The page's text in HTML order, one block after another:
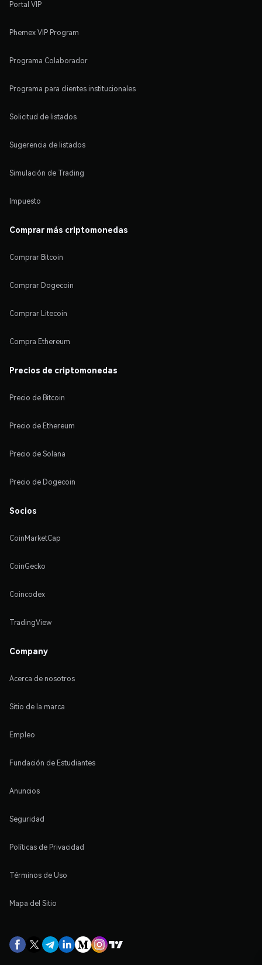
Portal VIP
Phemex VIP Program
Programa Colaborador
Programa para clientes institucionales
Solicitud de listados
Sugerencia de listados
Simulación de Trading
Impuesto
Comprar más criptomonedas
Comprar Bitcoin
Comprar Dogecoin
Comprar Litecoin
Compra Ethereum
Precios de criptomonedas
Precio de Bitcoin
Precio de Ethereum
Precio de Solana
Precio de Dogecoin
Socios
CoinMarketCap
CoinGecko
Coincodex
TradingView
Company
Acerca de nosotros
Sitio de la marca
Empleo
Fundación de Estudiantes
Anuncios
Seguridad
Políticas de Privacidad
Términos de Uso
Mapa del Sitio